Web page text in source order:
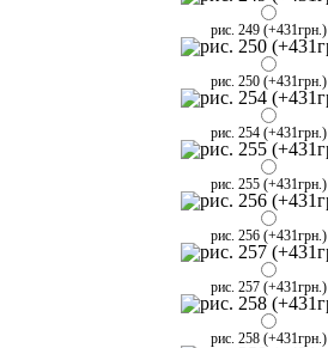
рис. 249 (+431грн.)
рис. 250 (+431грн.)
рис. 254 (+431грн.)
рис. 255 (+431грн.)
рис. 256 (+431грн.)
рис. 257 (+431грн.)
рис. 258 (+431грн.)